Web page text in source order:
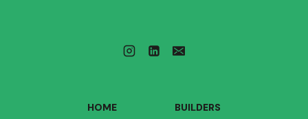
HOME BUILDERS